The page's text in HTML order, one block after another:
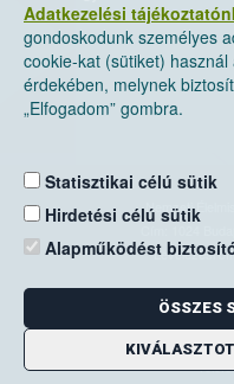
Adatkezelési
gondoskodunk személyes
cookie-kat (sütiket)
érdekében, melynek
„Elfogadom” gombra.
Statisztikai célú sütik
Hirdetési célú sütik
Alapműködést
ÖSSZES
Nemzeti
Levelezési
E-mail:
Zöld